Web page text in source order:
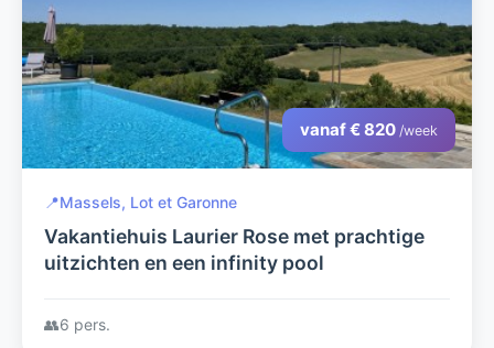
vanaf € 820 /week
📍Massels, Lot et Garonne
Vakantiehuis Laurier Rose met prachtige
uitzichten en een infinity pool
👥6 pers.